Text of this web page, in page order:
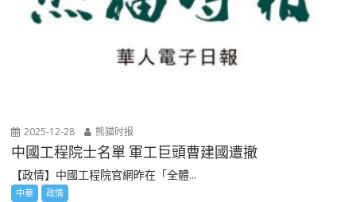
2025-12-28 熊猫时报
中國工程院士名單 軍工巨頭曹建國遭撤
【政情】中國工程院官網昨在「全體...
中華 政情